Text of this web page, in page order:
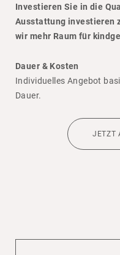
Investieren Sie in die
Ausstattung investieren
wir mehr Raum für
Dauer & Kosten
Indi­vi­du­elles Angebot
Dauer.
JETZT